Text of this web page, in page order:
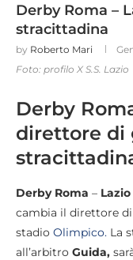
Derby Roma –
stracittadina
by Roberto Mari
Foto: profilo X S.S. Lazio
Derby
direttore di
Derby Roma – Lazio
cambia il direttore
stadio Olimpico. La
all’arbitro Guida,